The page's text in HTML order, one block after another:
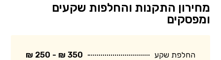
מחירון התקנות והחלפות שקעים
ומפסקים
החלפת שקע 350 ₪ - 250 ₪